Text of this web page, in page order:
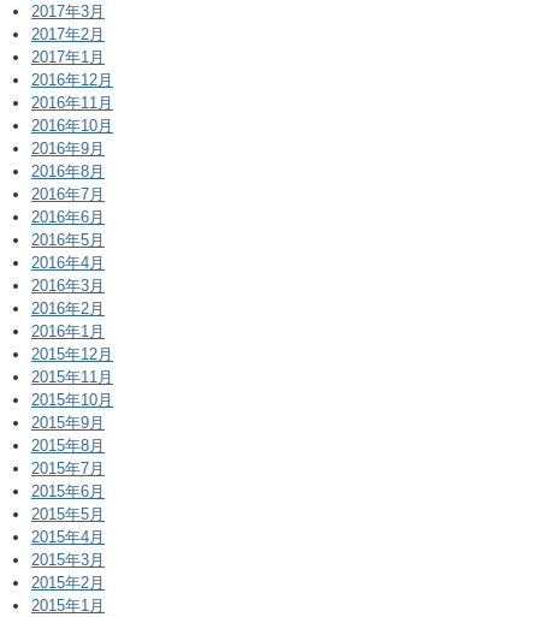
2017年3月
2017年2月
2017年1月
2016年12月
2016年11月
2016年10月
2016年9月
2016年8月
2016年7月
2016年6月
2016年5月
2016年4月
2016年3月
2016年2月
2016年1月
2015年12月
2015年11月
2015年10月
2015年9月
2015年8月
2015年7月
2015年6月
2015年5月
2015年4月
2015年3月
2015年2月
2015年1月